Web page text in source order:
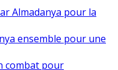
Almadanya pour la
ensemble pour une
combat pour